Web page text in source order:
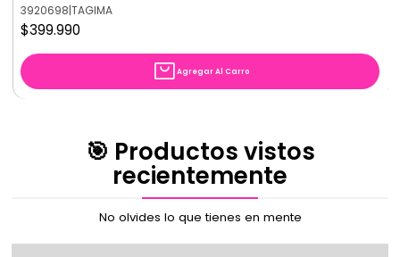
3920698|TAGIMA
$399.990
Agregar Al Carro
🎯 Productos vistos
recientemente
No olvides lo que tienes en mente